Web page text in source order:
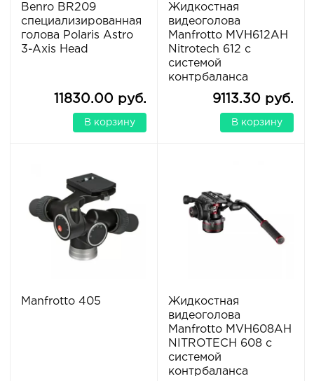
Benro BR209
специализированная
голова Polaris Astro
3-Axis Head
11830.00 руб.
В корзину
Жидкостная
видеоголова
Manfrotto MVH612AH
Nitrotech 612 с
системой
контрбаланса
9113.30 руб.
В корзину
Manfrotto 405
Жидкостная
видеоголова
Manfrotto MVH608AH
NITROTECH 608 с
системой
контрбаланса